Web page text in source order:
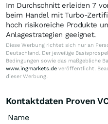
Im Durchschnitt erleiden 7
beim Handel mit Turbo-
hoch risikoreiche Produkte
Anlagestrategien geeignet.
Diese Werbung richtet sich nur an
Deutschland. Der jeweilige
Bedingungen sowie das maßgebliche
www.ingmarkets.de veröffentlicht.
dieser Werbung.
Kontaktdaten Proven
Name